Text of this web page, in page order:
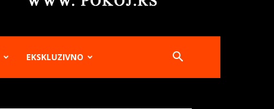
EKSKLUZIVNO